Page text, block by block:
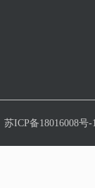
苏ICP备18016008号-